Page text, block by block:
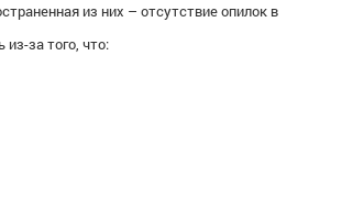
из них – отсутствие опилок в
за того, что: